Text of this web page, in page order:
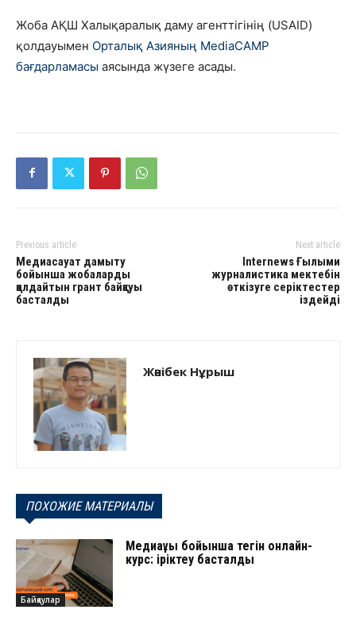
Жоба АҚШ Халықаралық даму агенттігінің (USAID)
қолдауымен Орталық Азияның MediaCAMP
бағдарламасы аясында жүзеге асады.
Previous article
Медиасауат дамыту
бойынша жобаларды
қолдайтын грант байқауы
басталды
Next article
Internews Ғылыми
журналистика мектебін
өткізуге серіктестер
іздейді
Жәнібек Нұрыш
ПОХОЖИЕ МАТЕРИАЛЫ
Байқаулар
Медиақұқық бойынша тегін онлайн-
курс: іріктеу басталды